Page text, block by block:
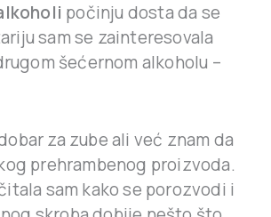
počinju dosta da se
sam se zainteresovala
šećernom alkoholu –
za zube ali već znam da
prehrambenog proizvoda.
sam kako se porozvodi i